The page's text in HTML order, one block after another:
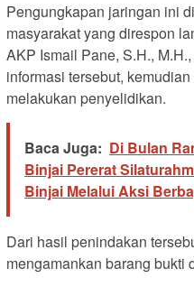
Pengungkapan jaringan ini
masyarakat yang direspon
AKP Ismail Pane, S.H.,
informasi tersebut,
melakukan penyelidikan.
Baca Juga: Di Bulan
Binjai Pererat
Binjai Melalui Aksi
Dari hasil penindakan
mengamankan barang bukti